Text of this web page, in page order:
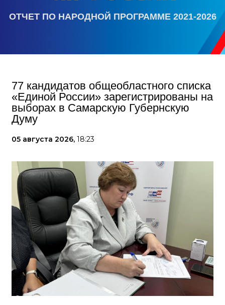
ОТЧЕТ ПО НАРОДНОЙ ПРОГРАММЕ 2021-2026
77 кандидатов общеобластного списка
«Единой России» зарегистрированы на
выборах в Самарскую Губернскую
Думу
05 августа 2026, 18:23